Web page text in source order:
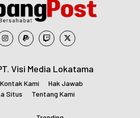
Visi Media Lokatama
Kontak Kami
Hak Jawab
Situs Tentang Kami